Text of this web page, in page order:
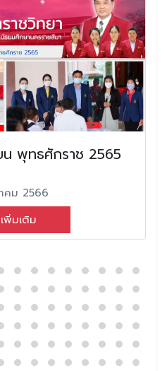
น พุทธศักราช 2565
คม 2566
พิ่มเติม